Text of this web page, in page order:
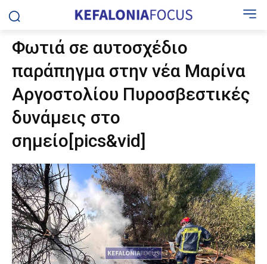
Φωτιά σε αυτοσχέδιο
παράπηγμα στην νέα Μαρίνα
Αργοστολίου Πυροσβεστικές
δυνάμεις στο
σημείο[pics&vid]